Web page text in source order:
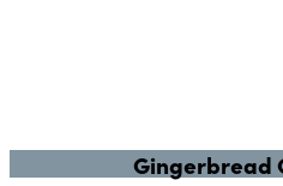
Gingerbread